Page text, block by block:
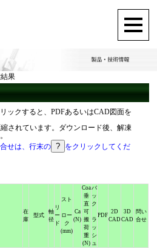
果
ックすると、PDFあるいはCAD図面を
されています。ダウンロード後、解凍
せは、行末の
をクリックしてくだ
在
庫
型式
軸
径
リ
ー
ド
スト
ロー
ク
(mm)
Ca
(N)
Coa
垂
直
可
搬
荷
重
(N)
バ
ッ
ク
ラ
ッ
シ
ュ
PDF
2D
CAD
3D
CAD
問い
合せ